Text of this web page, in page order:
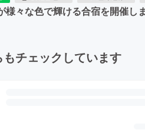
々な色で輝ける合宿を開催
チェックしています